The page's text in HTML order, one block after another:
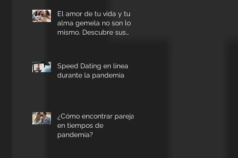
El amor de tu vida y tu
alma gemela no son lo
mismo. Descubre sus
Speed Dating en línea
durante la pandemia
¿Cómo encontrar pareja
en tiempos de
pandemia?